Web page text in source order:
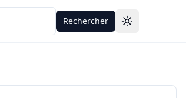
Rechercher Toggle theme